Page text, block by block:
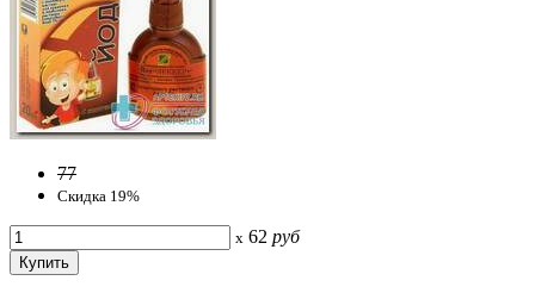
77
Скидка 19%
x 62 руб